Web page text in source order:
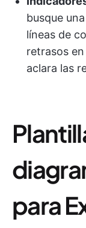
busque
líneas de
retrasos
aclara las
para